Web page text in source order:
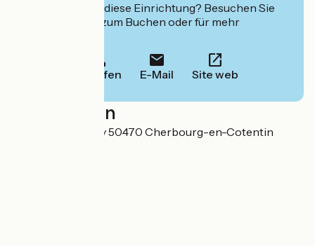
Interessiert Sie diese Einrichtung? Besuchen Sie
deren Website zum Buchen oder für mehr
Anrufen E-Mail Site web
Localisation
56 Quai de Caligny 50470 Cherbourg-en-Cotentin